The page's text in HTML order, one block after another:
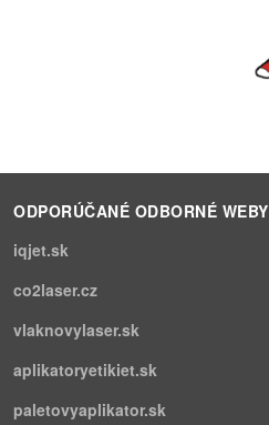
ODPORÚČANÉ ODBORNÉ WEBY
iqjet.sk
co2laser.cz
vlaknovylaser.sk
aplikatoryetikiet.sk
paletovyaplikator.sk